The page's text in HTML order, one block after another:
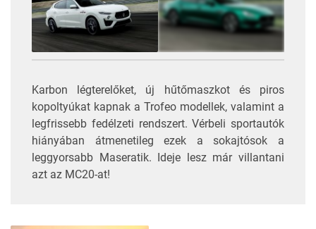
Karbon légterelőket, új hűtőmaszkot és piros
kopoltyúkat kapnak a Trofeo modellek, valamint a
legfrissebb fedélzeti rendszert. Vérbeli sportautók
hiányában átmenetileg ezek a sokajtósok a
leggyorsabb Maseratik. Ideje lesz már villantani
azt az MC20-at!